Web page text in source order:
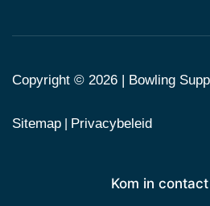
Kom in contact
Copyright © 2026 | Bowling
Sitemap Privacybeleid